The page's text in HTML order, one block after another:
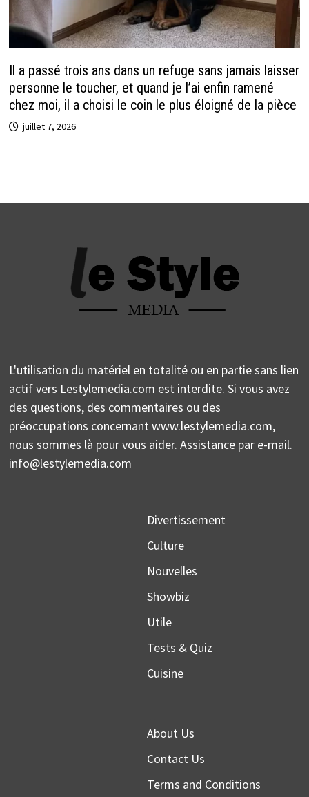
Il a passé trois ans dans un refuge sans jamais laisser
personne le toucher, et quand je l’ai enfin ramené
chez moi, il a choisi le coin le plus éloigné de la pièce
juillet 7, 2026
L'utilisation du matériel en totalité ou en partie sans lien
actif vers Lestylemedia.com est interdite. Si vous avez
des questions, des commentaires ou des
préoccupations concernant www.lestylemedia.com,
nous sommes là pour vous aider. Assistance par e-mail.
info@lestylemedia.com
Divertissement
Culture
Nouvelles
Showbiz
Utile
Tests & Quiz
Cuisine
About Us
Contact Us
Terms and Conditions